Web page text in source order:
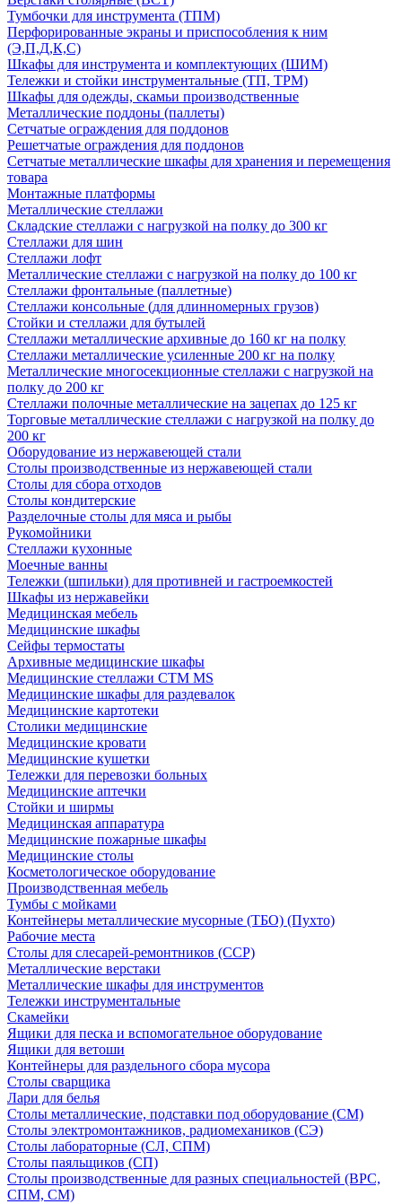
Тумбочки для инструмента (ТПМ)
Перфорированные экраны и приспособления к ним
(Э,П,Д,К,С)
Шкафы для инструмента и комплектующих (ШИМ)
Тележки и стойки инструментальные (ТП, ТРМ)
Шкафы для одежды, скамьи производственные
Металлические поддоны (паллеты)
Сетчатые ограждения для поддонов
Решетчатые ограждения для поддонов
Сетчатые металлические шкафы для хранения и перемещения
товара
Монтажные платформы
Металлические стеллажи
Складские стеллажи с нагрузкой на полку до 300 кг
Стеллажи для шин
Стеллажи лофт
Металлические стеллажи с нагрузкой на полку до 100 кг
Стеллажи фронтальные (паллетные)
Стеллажи консольные (для длинномерных грузов)
Стойки и стеллажи для бутылей
Стеллажи металлические архивные до 160 кг на полку
Стеллажи металлические усиленные 200 кг на полку
Металлические многосекционные стеллажи с нагрузкой на
полку до 200 кг
Стеллажи полочные металлические на зацепах до 125 кг
Торговые металлические стеллажи с нагрузкой на полку до
200 кг
Оборудование из нержавеющей стали
Столы производственные из нержавеющей стали
Столы для сбора отходов
Столы кондитерские
Разделочные столы для мяса и рыбы
Рукомойники
Стеллажи кухонные
Моечные ванны
Тележки (шпильки) для противней и гастроемкостей
Шкафы из нержавейки
Медицинская мебель
Медицинские шкафы
Сейфы термостаты
Архивные медицинские шкафы
Медицинские стеллажи CTM MS
Медицинские шкафы для раздевалок
Медицинские картотеки
Столики медицинские
Медицинские кровати
Медицинские кушетки
Тележки для перевозки больных
Медицинские аптечки
Стойки и ширмы
Медицинская аппаратура
Медицинские пожарные шкафы
Медицинские столы
Косметологическое оборудование
Производственная мебель
Тумбы с мойками
Контейнеры металлические мусорные (ТБО) (Пухто)
Рабочие места
Столы для слесарей-ремонтников (ССР)
Металлические верстаки
Металлические шкафы для инструментов
Тележки инструментальные
Скамейки
Ящики для песка и вспомогательное оборудование
Ящики для ветоши
Контейнеры для раздельного сбора мусора
Столы сварщика
Лари для белья
Столы металлические, подставки под оборудование (СМ)
Столы электромонтажников, радиомехаников (СЭ)
Столы лабораторные (СЛ, СПМ)
Столы паяльщиков (СП)
Столы производственные для разных специальностей (ВРС,
СПМ, СМ)